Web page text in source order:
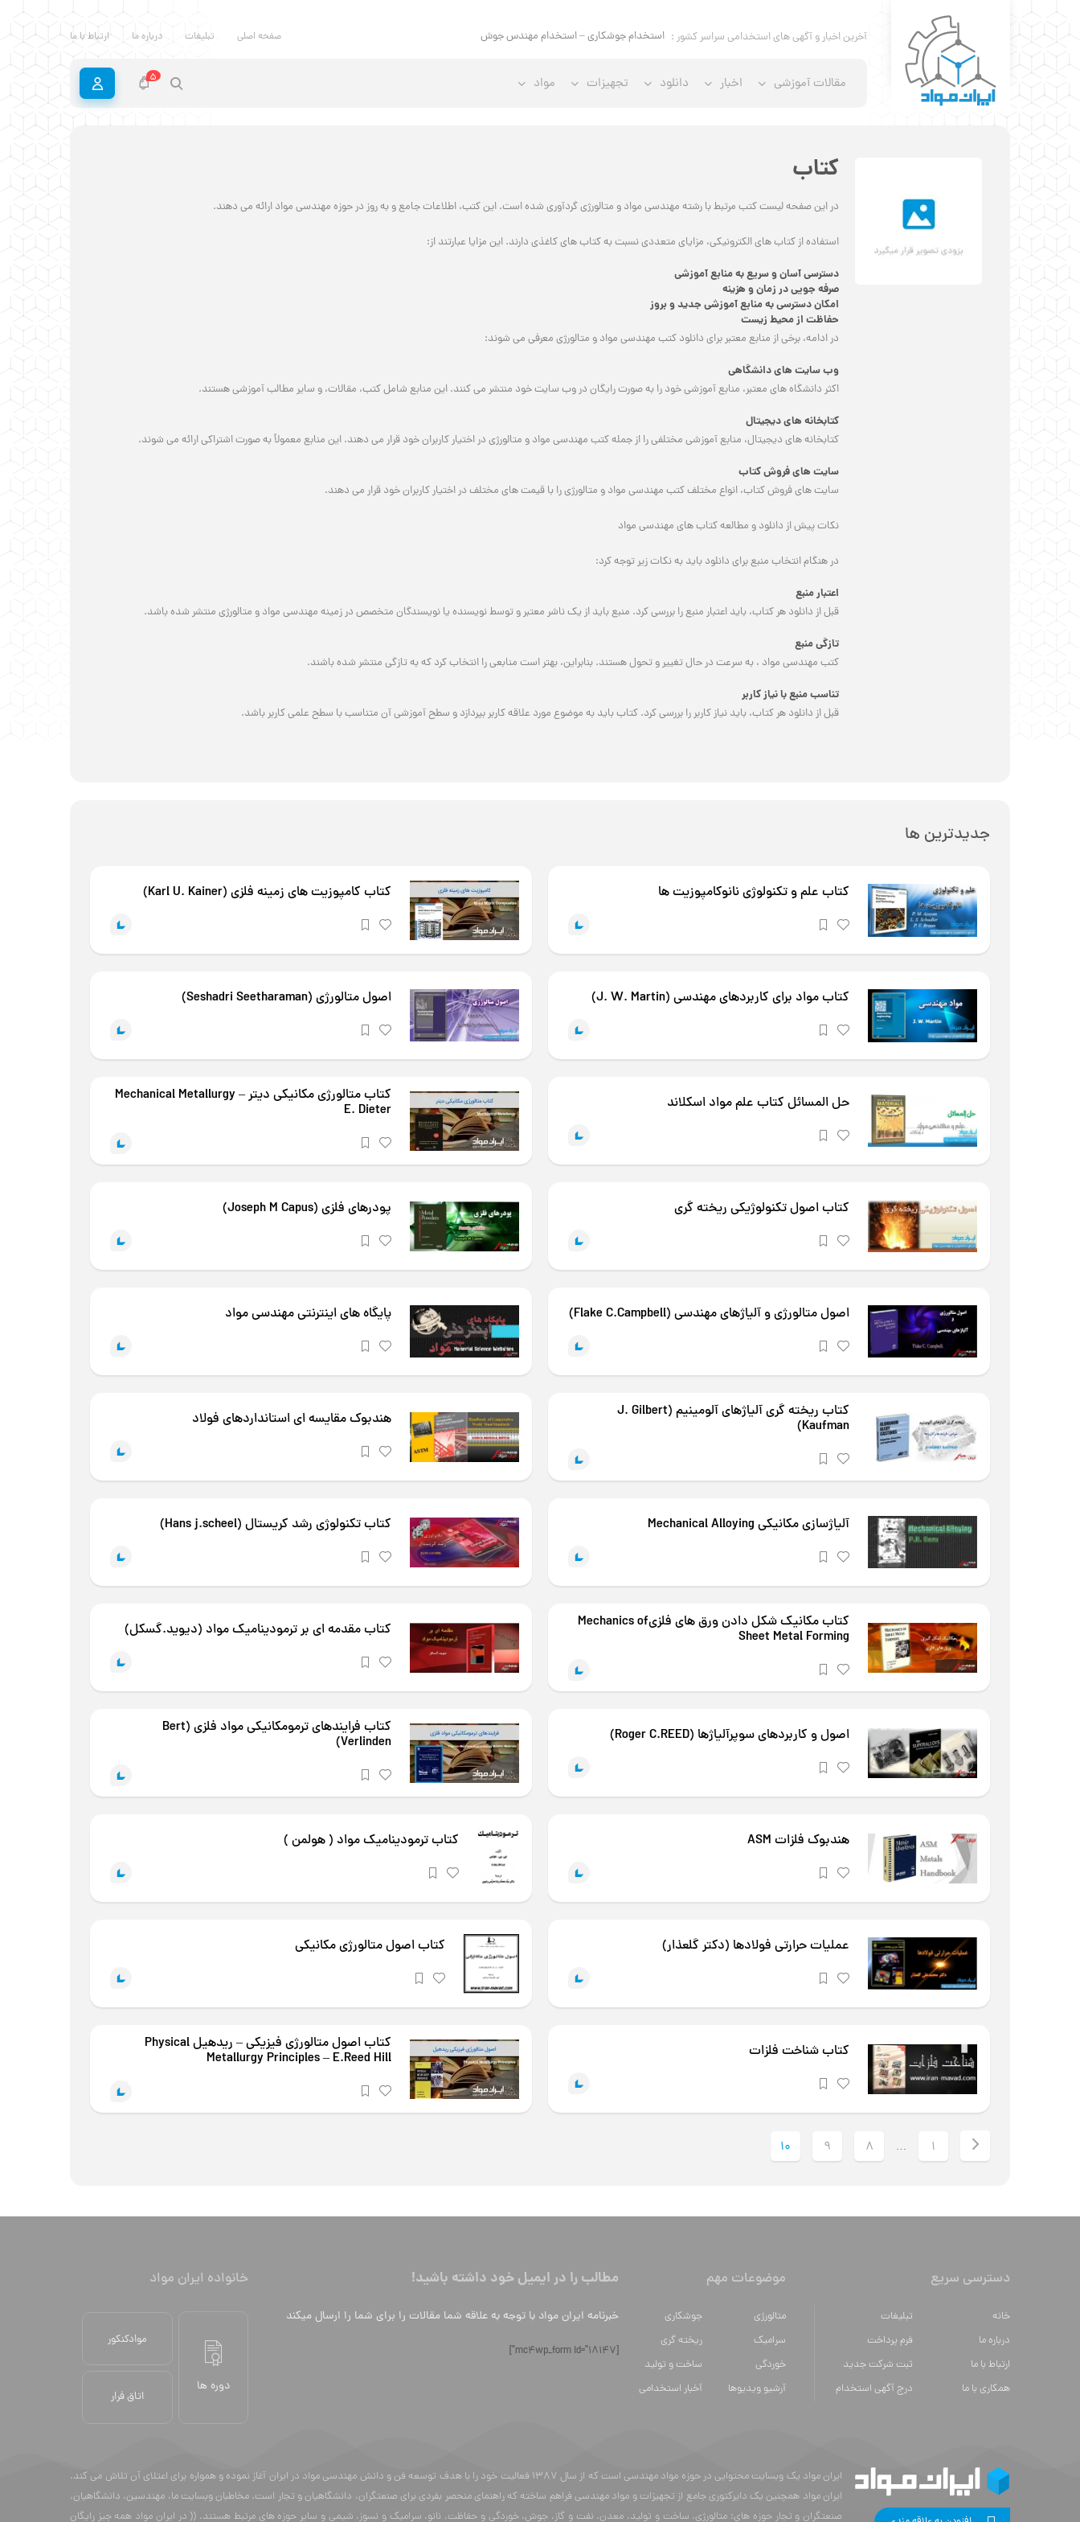
آخرین اخبار و آگهی های استخدامی سراسر کشور : استخدام جوشکاری – استخدام مهندس جوش صفحه اصلی تبلیغات درباره ما ارتباط با ما
مقالات آموزشی اخبار دانلود تجهیزات مواد 5
کتاب
در این صفحه لیست کتب مرتبط با رشته مهندسی مواد و متالورژی گردآوری شده است. این کتب، اطلاعات جامع و به روز در حوزه مهندسی مواد ارائه می دهند.
استفاده از کتاب های الکترونیکی، مزایای متعددی نسبت به کتاب های کاغذی دارند. این مزایا عبارتند از:
دسترسی آسان و سریع به منابع آموزشی
صرفه جویی در زمان و هزینه
امکان دسترسی به منابع آموزشی جدید و بروز
حفاظت از محیط زیست
در ادامه، برخی از منابع معتبر برای دانلود کتب مهندسی مواد و متالورژی معرفی می شوند:
وب سایت های دانشگاهی
اکثر دانشگاه های معتبر، منابع آموزشی خود را به صورت رایگان در وب سایت خود منتشر می کنند. این منابع شامل کتب، مقالات، و سایر مطالب آموزشی هستند.
کتابخانه های دیجیتال
کتابخانه های دیجیتال، منابع آموزشی مختلفی را از جمله کتب مهندسی مواد و متالورژی در اختیار کاربران خود قرار می دهند. این منابع معمولاً به صورت اشتراکی ارائه می شوند.
سایت های فروش کتاب
سایت های فروش کتاب، انواع مختلف کتب مهندسی مواد و متالورژی را با قیمت های مختلف در اختیار کاربران خود قرار می دهند.
نکات پیش از دانلود و مطالعه کتاب های مهندسی مواد
در هنگام انتخاب منبع برای دانلود باید به نکات زیر توجه کرد:
اعتبار منبع
قبل از دانلود هر کتاب، باید اعتبار منبع را بررسی کرد. منبع باید از یک ناشر معتبر و توسط نویسنده یا نویسندگان متخصص در زمینه مهندسی مواد و متالورژی منتشر شده باشد.
تازگی منبع
کتب مهندسی مواد ، به سرعت در حال تغییر و تحول هستند. بنابراین، بهتر است منابعی را انتخاب کرد که به تازگی منتشر شده باشند.
تناسب منبع با نیاز کاربر
قبل از دانلود هر کتاب، باید نیاز کاربر را بررسی کرد. کتاب باید به موضوع مورد علاقه کاربر بپردازد و سطح آموزشی آن متناسب با سطح علمی کاربر باشد.
جدیدترین ها
کتاب علم و تکنولوژی نانوکامپوزیت ها کتاب کامپوزیت های زمینه فلزی (Karl U. Kainer)
کتاب مواد برای کاربردهای مهندسی (J. W. Martin) اصول متالورژی (Seshadri Seetharaman)
حل المسائل کتاب علم مواد اسکلاند کتاب متالورژی مکانیکی دیتر – Mechanical Metallurgy
E. Dieter
کتاب اصول تکنولوژیکی ریخته گری پودرهای فلزی (Joseph M Capus)
اصول متالورژی و آلیاژهای مهندسی (Flake C.Campbell) پایگاه های اینترنتی مهندسی مواد
کتاب ریخته گری آلیاژهای آلومینیم (J. Gilbert
Kaufman) هندبوک مقایسه ای استانداردهای فولاد
آلیاژسازی مکانیکی Mechanical Alloying کتاب تکنولوژی رشد کریستال (Hans j.scheel)
کتاب مکانیک شکل دادن ورق های فلزیMechanics of
Sheet Metal Forming کتاب مقدمه ای بر ترمودینامیک مواد (دیوید.گسکل)
اصول و کاربردهای سوپرآلیاژها (Roger C.REED) کتاب فرایندهای ترمومکانیکی مواد فلزی (Bert
Verlinden)
هندبوک فلزات ASM کتاب ترمودینامیک مواد ( هولمن )
عملیات حرارتی فولادها (دکتر گلعذار) کتاب اصول متالورژی مکانیکی
کتاب شناخت فلزات کتاب اصول متالورژی فیزیکی – ریدهیل Physical
Metallurgy Principles – E.Reed Hill
1
…
8
9
10
دسترسی سریع
خانه
تبلیغات
درباره ما
فرم پرداخت
ارتباط با ما
ثبت شرکت جدید
همکاری با ما
درج آگهی استخدام
موضوعات مهم
متالورژي
جوشکاری
سراميك
ریخته گری
خوردگی
ساخت و تولید
آرشیو ویدیوها
آخبار استخدامی
مطالب را در ایمیل خود داشته باشید!
خبرنامه ایران مواد با توجه به علاقه شما مقالات را برای شما را ارسال میکند
[mc4wp_form id="18147"]
خانواده ایران مواد
دوره ها
موادکنکور
اتاق فرار
ایران مواد یک وبسایت محتوایی در حوزه مواد مهندسی است که از سال 1387 فعالیت خود را با هدف توسعه فن و دانش مهندسی مواد در ایران آغاز نموده و همواره برای اعتلای آن تلاش می کند.
ایران مواد همچنین یک دایرکتوری جامع از تجهیزات و مواد مهندسی فراهم ساخته که راهنمای منحصر بفردی برای صنعتگران، دانشگاهیان و تجار است. مخاطبان وبسایت ما، مهندسین، دانشگاهیان،
صنعتگران و تجار حوزه های: متالورژی، ساخت و تولید، معدن، نفت و گاز، جوش، خوردگی و حفاظت، نانو، سرامیک و نسوز، شیمی و سایر حوزه های مرتبط هستند. (( در ایران مواد همه چیز رایگان